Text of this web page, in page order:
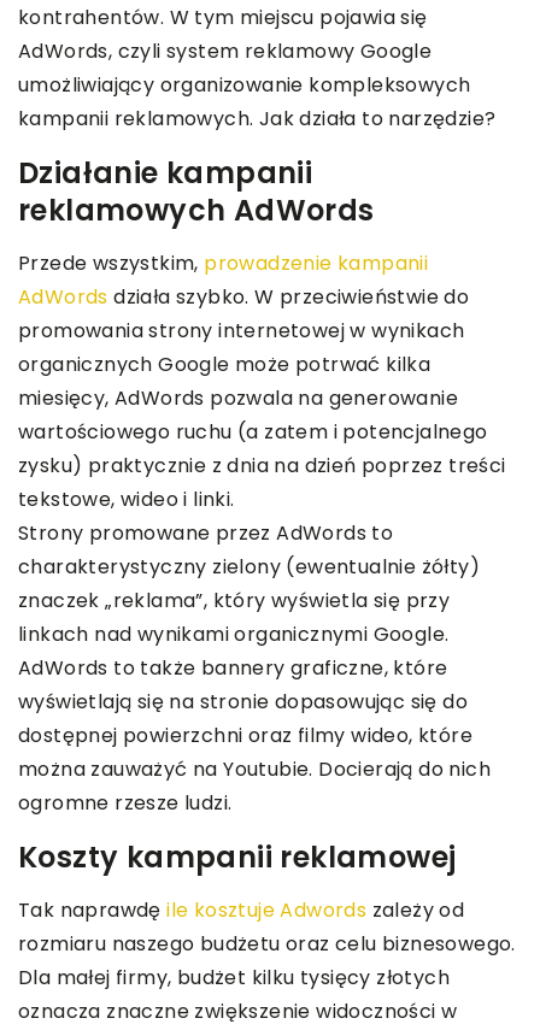
kontrahentów. W tym miejscu pojawia się
AdWords, czyli system reklamowy Google
umożliwiający organizowanie kompleksowych
kampanii reklamowych. Jak działa to narzędzie?
Działanie kampanii
reklamowych AdWords
Przede wszystkim, prowadzenie kampanii
AdWords działa szybko. W przeciwieństwie do
promowania strony internetowej w wynikach
organicznych Google może potrwać kilka
miesięcy, AdWords pozwala na generowanie
wartościowego ruchu (a zatem i potencjalnego
zysku) praktycznie z dnia na dzień poprzez treści
tekstowe, wideo i linki.
Strony promowane przez AdWords to
charakterystyczny zielony (ewentualnie żółty)
znaczek „reklama”, który wyświetla się przy
linkach nad wynikami organicznymi Google.
AdWords to także bannery graficzne, które
wyświetlają się na stronie dopasowując się do
dostępnej powierzchni oraz filmy wideo, które
można zauważyć na Youtubie. Docierają do nich
ogromne rzesze ludzi.
Koszty kampanii reklamowej
Tak naprawdęile kosztuje Adwords zależy od
rozmiaru naszego budżetu oraz celu biznesowego.
Dla małej firmy, budżet kilku tysięcy złotych
oznacza znaczne zwiększenie widoczności w